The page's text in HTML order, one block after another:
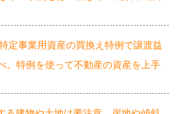
定事業用資産の買換え特例で譲渡益
。特例を使って不動産の資産を上手